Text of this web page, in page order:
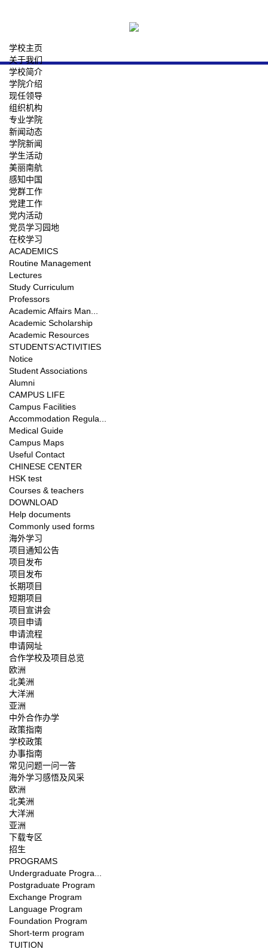
学校主页
关于我们
学校简介
学院介绍
现任领导
组织机构
专业学院
新闻动态
学院新闻
学生活动
美丽南航
感知中国
党群工作
党建工作
党内活动
党员学习园地
在校学习
ACADEMICS
Routine Management
Lectures
Study Curriculum
Professors
Academic Affairs Man...
Academic Scholarship
Academic Resources
STUDENTS’ACTIVITIES
Notice
Student Associations
Alumni
CAMPUS LIFE
Campus Facilities
Accommodation Regula...
Medical Guide
Campus Maps
Useful Contact
CHINESE CENTER
HSK test
Courses & teachers
DOWNLOAD
Help documents
Commonly used forms
海外学习
项目通知公告
项目发布
项目发布
长期项目
短期项目
项目宣讲会
项目申请
申请流程
申请网址
合作学校及项目总览
欧洲
北美洲
大洋洲
亚洲
中外合作办学
政策指南
学校政策
办事指南
常见问题一问一答
海外学习感悟及风采
欧洲
北美洲
大洋洲
亚洲
下载专区
招生
PROGRAMS
Undergraduate Progra...
Postgraduate Program
Exchange Program
Language Program
Foundation Program
Short-term program
TUITION